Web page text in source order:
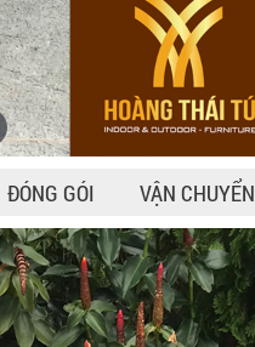
ĐÓNG GÓI VẬN CHUYỂN